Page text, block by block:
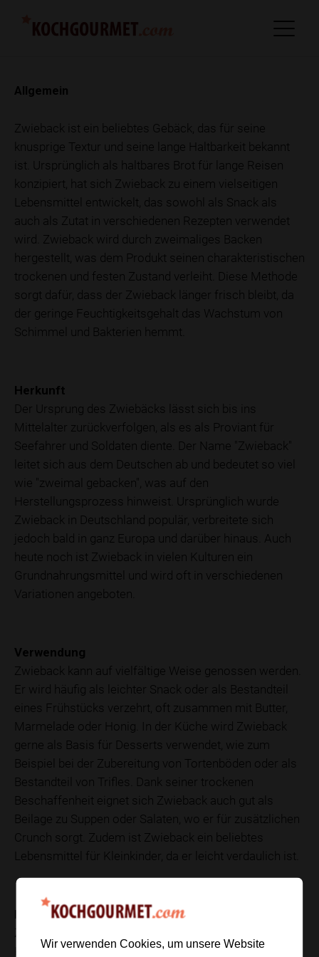
Allgemein
Zwieback ist ein beliebtes Gebäck, das für seine
knusprige Textur und seine lange Haltbarkeit bekannt
ist. Ursprünglich als haltbares Brot für lange Reisen
konzipiert, hat sich Zwieback zu einem vielseitigen
Lebensmittel entwickelt, das sowohl als Snack als
auch als Zutat in verschiedenen Rezepten verwendet
wird. Zwieback wird durch zweimaliges Backen
hergestellt, was dem Produkt seinen charakteristischen
trockenen und festen Zustand verleiht. Diese Methode
sorgt dafür, dass der Zwieback länger frisch bleibt, da
der geringe Feuchtigkeitsgehalt das Wachstum von
Schimmel und Bakterien hemmt.
Herkunft
Der Ursprung des Zwiebäcks lässt sich bis ins
Mittelalter zurückverfolgen, als es als Proviant für
Seefahrer und Soldaten diente. Der Name "Zwieback"
leitet sich aus dem Deutschen ab und bedeutet so viel
wie "zweimal gebacken", was auf den
Herstellungsprozess hinweist. Ursprünglich wurde
Zwieback in Deutschland populär, verbreitete sich
jedoch bald in ganz Europa und darüber hinaus. Auch
heute noch ist Zwieback in vielen Kulturen ein
Grundnahrungsmittel und wird oft in verschiedenen
Variationen angeboten.
Verwendung
Zwieback kann auf vielfältige Weise genossen werden.
Er wird häufig als leichter Snack oder als Bestandteil
eines Frühstücks verzehrt, oft zusammen mit Butter,
Marmelade oder Honig. In der Küche wird Zwieback
gerne als Basis für Desserts verwendet, wie zum
Beispiel bei der Zubereitung von Tortenböden oder als
Bestandteil von Trifles. Dank seiner trockenen
Beschaffenheit eignet sich Zwieback auch gut als
Beilage zu Suppen oder Salaten, wo er für zusätzlichen
Crunch sorgt. Zudem ist Zwieback ein beliebtes
Lebensmittel für Kleinkinder, da er leicht verdaulich ist.
Nährwerte
Zwieback ist bekannt für seinen hohen
Kohlenhydratgehalt, da er hauptsächlich aus
Wir verwenden Cookies, um unsere Website